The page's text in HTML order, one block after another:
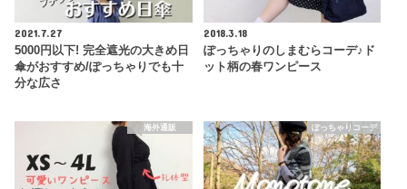
2021.7.27
5000円以下! 完全遮光の大きめ日
傘がおすすめ/ぽっちゃりでも十
分な広さ
2018.3.18
ぽっちゃりのしまむらコーデ♪ド
ット柄の春ワンピース
海外通販 ぽっちゃりコーデ